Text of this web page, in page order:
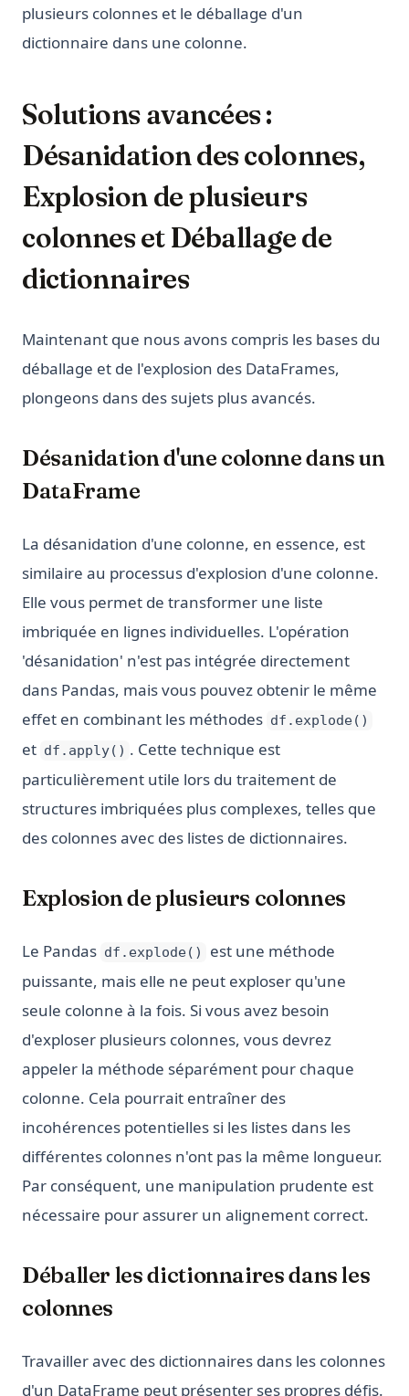
plusieurs colonnes et le déballage d'un
dictionnaire dans une colonne.
Solutions avancées :
Désanidation des colonnes,
Explosion de plusieurs
colonnes et Déballage de
dictionnaires
Maintenant que nous avons compris les bases du
déballage et de l'explosion des DataFrames,
plongeons dans des sujets plus avancés.
Désanidation d'une colonne dans un
DataFrame
La désanidation d'une colonne, en essence, est
similaire au processus d'explosion d'une colonne.
Elle vous permet de transformer une liste
imbriquée en lignes individuelles. L'opération
'désanidation' n'est pas intégrée directement
dans Pandas, mais vous pouvez obtenir le même
effet en combinant les méthodes df.explode()
et df.apply() . Cette technique est
particulièrement utile lors du traitement de
structures imbriquées plus complexes, telles que
des colonnes avec des listes de dictionnaires.
Explosion de plusieurs colonnes
Le Pandas df.explode()
est une méthode
puissante, mais elle ne peut exploser qu'une
seule colonne à la fois. Si vous avez besoin
d'exploser plusieurs colonnes, vous devrez
appeler la méthode séparément pour chaque
colonne. Cela pourrait entraîner des
incohérences potentielles si les listes dans les
différentes colonnes n'ont pas la même longueur.
Par conséquent, une manipulation prudente est
nécessaire pour assurer un alignement correct.
Déballer les dictionnaires dans les
colonnes
Travailler avec des dictionnaires dans les colonnes
d'un DataFrame peut présenter ses propres défis.